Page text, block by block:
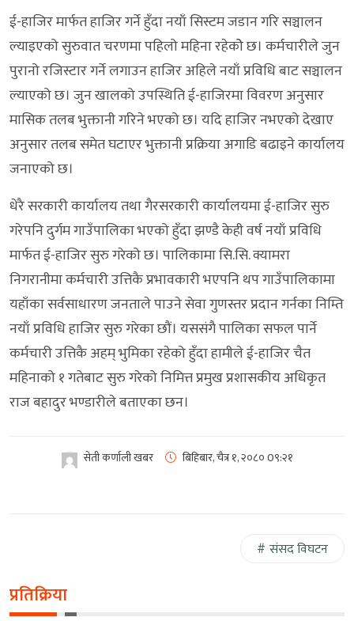
ई-हाजिर मार्फत हाजिर गर्ने हुँदा नयाँ सिस्टम जडान गरि सञ्चालन
ल्याइएको सुरुवात चरणमा पहिलो महिना रहेकोे छ। कर्मचारीले जुन
पुरानो रजिस्टार गर्ने लगाउन हाजिर अहिले नयाँ प्रविधि बाट सञ्चालन
ल्याएको छ। जुन खालको उपस्थिति ई-हाजिरमा विवरण अनुसार
मासिक तलब भुक्तानी गरिने भएको छ। यदि हाजिर नभएको देखाए
अनुसार तलब समेत घटाएर भुक्तानी प्रक्रिया अगाडि बढाइने कार्यालय
जनाएको छ।
धेरै सरकारी कार्यालय तथा गैरसरकारी कार्यालयमा ई-हाजिर सुरु
गरेपनि दुर्गम गाउँपालिका भएको हुँदा झण्डै केही वर्ष नयाँ प्रविधि
मार्फत ई-हाजिर सुरु गरेको छ। पालिकामा सि.सि. क्यामरा
निगरानीमा कर्मचारी उत्तिकै प्रभावकारी भएपनि थप गाउँपालिकामा
यहाँका सर्वसाधारण जनताले पाउने सेवा गुणस्तर प्रदान गर्नका निम्ति
नयाँ प्रविधि हाजिर सुरु गरेका छौं। यससंगै पालिका सफल पार्ने
कर्मचारी उत्तिकै अहम् भुमिका रहेको हुँदा हामीले ई-हाजिर चैत
महिनाको १ गतेबाट सुरु गरेको निमित्त प्रमुख प्रशासकीय अधिकृत
राज बहादुर भण्डारीले बताएका छन।
सेती कर्णाली खबर बिहिबार, चैत्र १, २०८०0९:२१
संसद विघटन
प्रतिक्रिया